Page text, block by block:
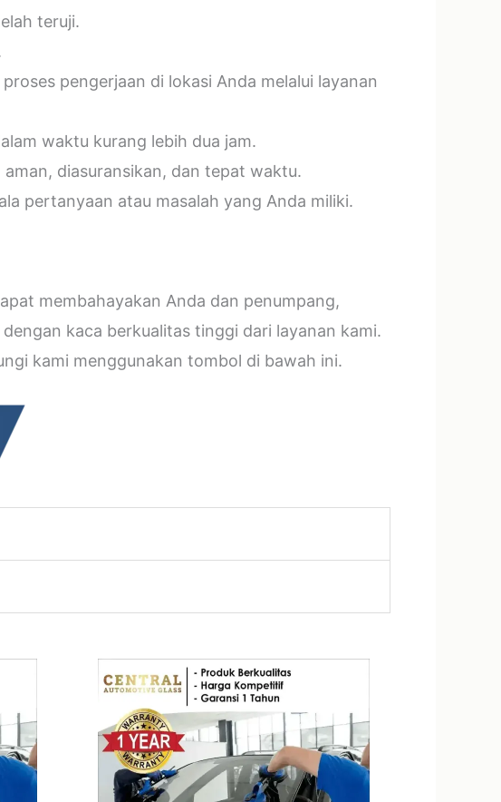
teruji.
pengerjaan di lokasi Anda melalui layanan
waktu kurang lebih dua jam.
diasuransikan, dan tepat waktu.
pertanyaan atau masalah yang Anda miliki.
membahayakan Anda dan penumpang,
kaca berkualitas tinggi dari layanan kami.
kami menggunakan tombol di bawah ini.